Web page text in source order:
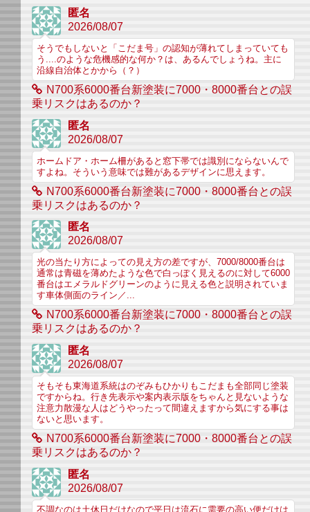
匿名
2026/08/07
そうでもしないと「こだま号」の認知が薄れてしまっていても
う....のような危機感的な何か？は、あるんでしょうね。主に
沿線自治体とかから（？）
N700系6000番台新塗装に7000・8000番台との誤
乗リスクはあるのか？
匿名
2026/08/07
ホームドア・ホーム柵があると窓下帯では識別にならないんで
すよね。そういう意味では難があるデザインに思えます。
N700系6000番台新塗装に7000・8000番台との誤
乗リスクはあるのか？
匿名
2026/08/07
光の当たり方によっての見え方の差ですが、7000/8000番台は
通常は青磁を薄めたような色で白っぽく見えるのに対して6000
番台はエメラルドグリーンのように見える色と説明されていま
す車体側面のライン／...
N700系6000番台新塗装に7000・8000番台との誤
乗リスクはあるのか？
匿名
2026/08/07
そもそも東海道系統はのぞみもひかりもこだまも全部同じ塗装
ですからね。行き先表示や案内表示版をちゃんと見ないような
注意力散漫な人はどうやったって間違えますから気にする事は
ないと思います。
N700系6000番台新塗装に7000・8000番台との誤
乗リスクはあるのか？
匿名
2026/08/07
不調なのは土休日だけなので平日は流石に需要の高い便だけは